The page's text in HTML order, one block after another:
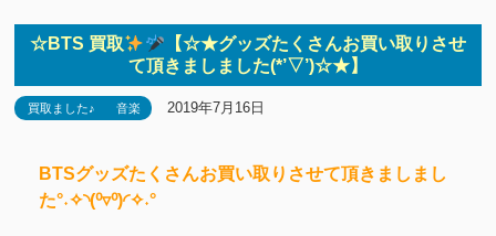
☆BTS 買取
【☆★グッズたくさんお買い取りさせ
て頂きましました(*’▽’)☆★】
買取ました♪ 音楽 2019年7月16日
BTSグッズたくさんお買い取りさせて頂きましまし
た°˖✧◝(⁰▿⁰)◜✧˖°